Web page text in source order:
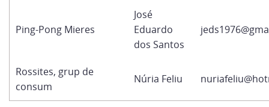
Ping-Pong Mieres
José
Eduardo
dos Santos
Rossites, grup de
consum
Núria Feliu